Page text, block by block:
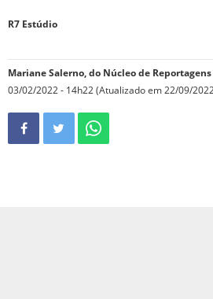
R7 Estúdio
Mariane Salerno, do Núcleo de
03/02/2022 - 14h22 (Atualizado em 22/09/